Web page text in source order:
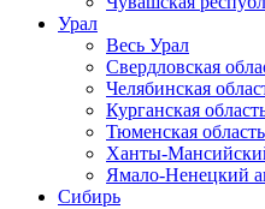
Урал
Весь Урал
Свердловская
Челябинская
Курганская
Тюменская область
Ханты-
Ямало-Ненецкий
Сибирь